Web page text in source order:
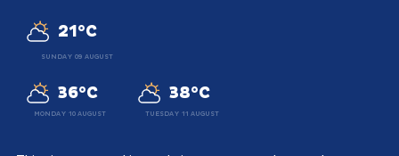
21°C
SUNDAY 09 AUGUST
36°C
MONDAY 10 AUGUST
38°C
TUESDAY 11 AUGUST